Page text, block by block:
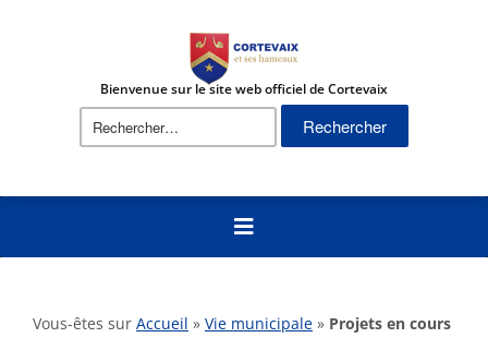
Bienvenue sur le site web officiel de Cortevaix
Rechercher :
Vous-êtes sur Accueil » Vie municipale » Projets en cours